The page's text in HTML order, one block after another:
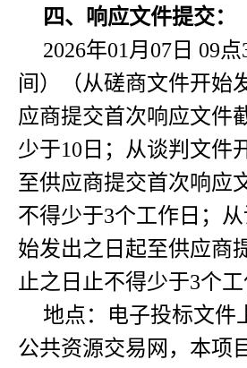
四、响应文件提交：
2026年01月07日 09
间）（从磋商文件开始
应商提交首次响应文件
少于10日；从谈判文件
至供应商提交首次响应
不得少于3个工作日；
始发出之日起至供应商
止之日止不得少于3个工
地点：电子投标文件
公共资源交易网，本项